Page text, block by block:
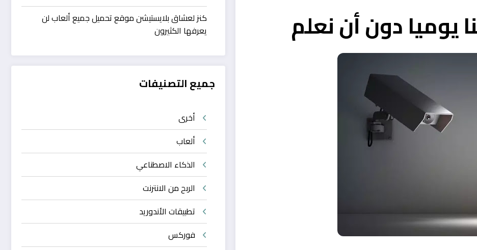
كنز لعشاق بلايستيشن موقع تحميل جميع ألعاب لن
يعرفها الكثيرون
جميع التصنيفات
أخرى
ألعاب
الذكاء الاصطناعي
الربح من الانترنت
تطبيقات الأندوريد
فوركس